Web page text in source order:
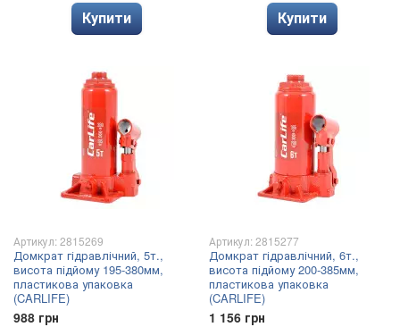
Купити Купити
Артикул: 2815269
Домкрат гідравлічний, 5т.,
висота підйому 195-380мм,
пластикова упаковка
(CARLIFE)
988 грн
Артикул: 2815277
Домкрат гідравлічний, 6т.,
висота підйому 200-385мм,
пластикова упаковка
(CARLIFE)
1 156 грн